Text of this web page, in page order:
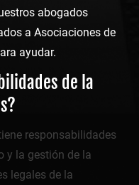
abogados
a Asociaciones de
ayudar.
de la
responsabilidades
y la gestión de la
legales de la